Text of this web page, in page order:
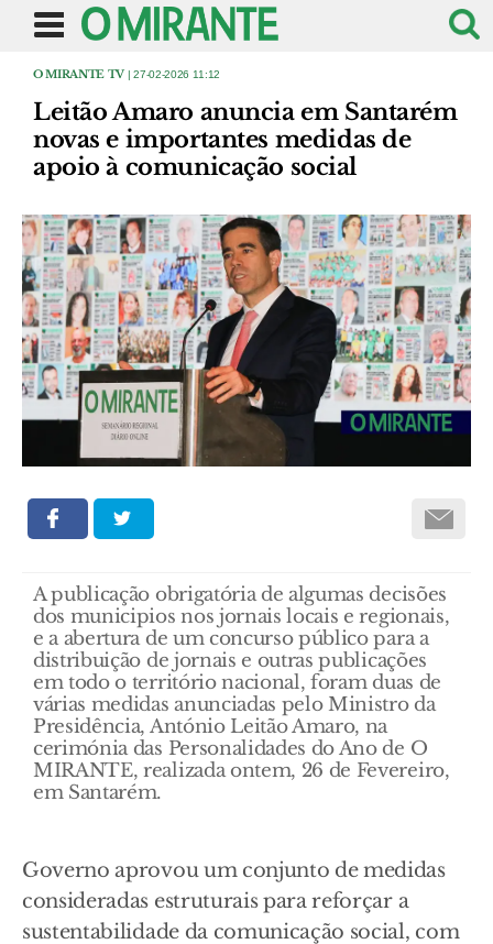
O MIRANTE TV | 27-02-2026 11:12
Leitão Amaro anuncia em Santarém
novas e importantes medidas de
apoio à comunicação social
A publicação obrigatória de algumas decisões
dos municipios nos jornais locais e regionais,
e a abertura de um concurso público para a
distribuição de jornais e outras publicações
em todo o território nacional, foram duas de
várias medidas anunciadas pelo Ministro da
Presidência, António Leitão Amaro, na
cerimónia das Personalidades do Ano de O
MIRANTE, realizada ontem, 26 de Fevereiro,
em Santarém.
Governo aprovou um conjunto de medidas
consideradas estruturais para reforçar a
sustentabilidade da comunicação social, com